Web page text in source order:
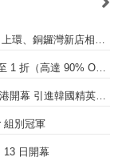
韓式燒肉「火桶（Hwa Tong）」正式進軍港島… 上環、銅鑼灣新店相繼開幕
尖沙咀名牌 Outlets J.OUTLET 限時震撼優惠 低至 1 折（高達 90% OFF）
【K-芭蕾風靡世界】 JB Studio and Company 在港開幕 引進韓國精英芭蕾教育系統
組別冠軍
13 日開幕